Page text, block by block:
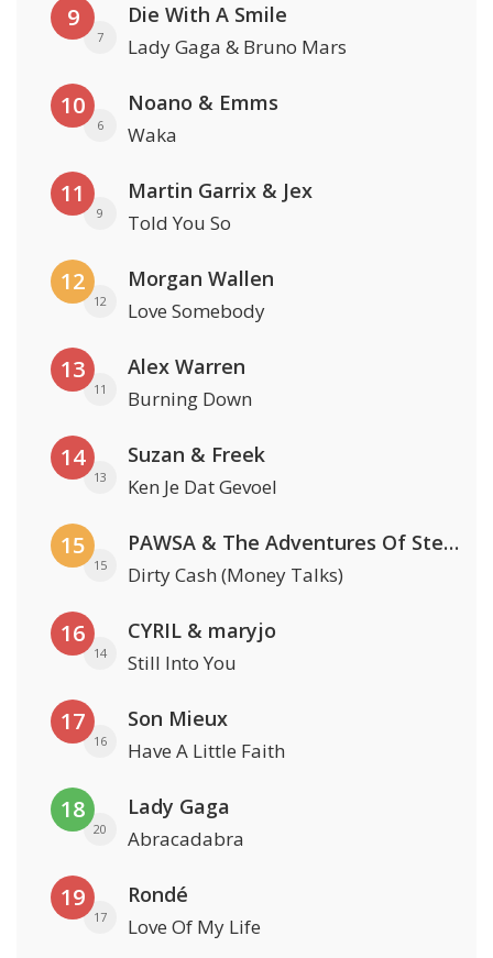
9
7
Die With A Smile
Lady Gaga & Bruno Mars
10
6
Noano & Emms
Waka
11
9
Martin Garrix & Jex
Told You So
12
12
Morgan Wallen
Love Somebody
13
11
Alex Warren
Burning Down
14
13
Suzan & Freek
Ken Je Dat Gevoel
15
15
PAWSA & The Adventures Of Stevie V
Dirty Cash (Money Talks)
16
14
CYRIL & maryjo
Still Into You
17
16
Son Mieux
Have A Little Faith
18
20
Lady Gaga
Abracadabra
19
17
Rondé
Love Of My Life